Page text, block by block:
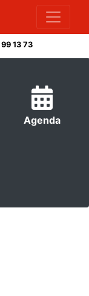
13 73
Agenda